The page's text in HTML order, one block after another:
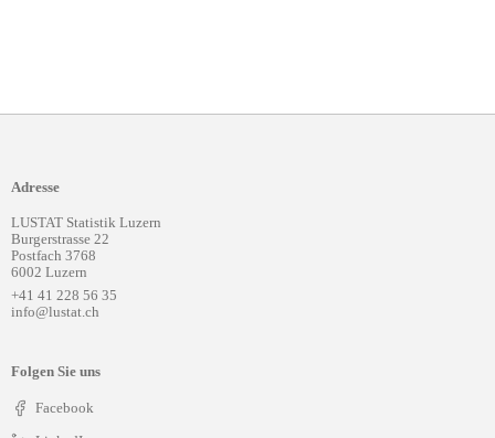
Adresse
LUSTAT Statistik Luzern
Burgerstrasse 22
Postfach 3768
6002 Luzern
+41 41 228 56 35
info@lustat.ch
Folgen Sie uns
Facebook